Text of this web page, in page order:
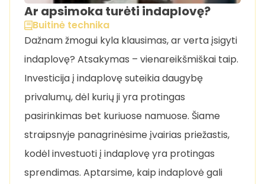
Ar apsimoka turėti indaplovę?
Buitinė technika
Dažnam žmogui kyla klausimas, ar verta įsigyti
indaplovę? Atsakymas – vienareikšmiškai taip.
Investicija į indaplovę suteikia daugybę
privalumų, dėl kurių ji yra protingas
pasirinkimas bet kuriuose namuose. Šiame
straipsnyje panagrinėsime įvairias priežastis,
kodėl investuoti į indaplovę yra protingas
sprendimas. Aptarsime, kaip indaplovė gali